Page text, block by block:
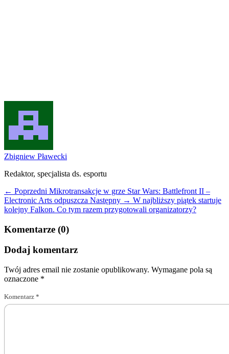
Zbigniew Pławecki
Redaktor, specjalista ds. esportu
← Poprzedni Mikrotransakcje w grze Star Wars: Battlefront II –
Electronic Arts odpuszcza Następny → W najbliższy piątek startuje
kolejny Falkon. Co tym razem przygotowali organizatorzy?
Komentarze (0)
Dodaj komentarz
Twój adres email nie zostanie opublikowany. Wymagane pola są
oznaczone *
Komentarz *